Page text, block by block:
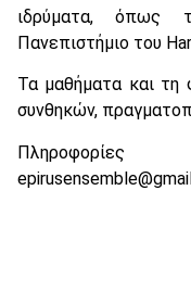
ιδρύματα, όπως
Πανεπιστήμιο του
Τα μαθήματα και τη
συνθηκών,